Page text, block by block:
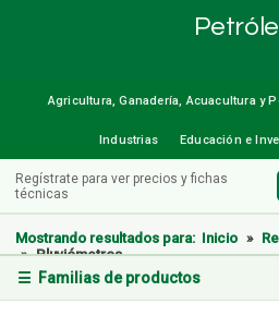
Agricultura, Ganadería, Acuacultura y
Industrias Educación e
Regístrate para ver precios y fichas
técnicas
☰ Familias de productos
Mostrando resultados para: Inicio »
» Pluviómetros